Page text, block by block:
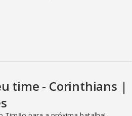
time - Corinthians |